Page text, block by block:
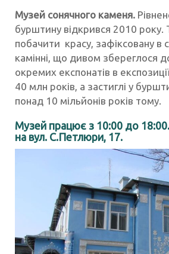
Музей сонячного каменя.
бурштину відкрився 2010 року.
побачити красу, зафіксовану в
камінні, що дивом збереглося
окремих експонатів в
40 млн років, а застиглі у
понад 10 мільйонів років тому.
Музей працює з 10:00 до
на вул. С.Петлюри, 17.